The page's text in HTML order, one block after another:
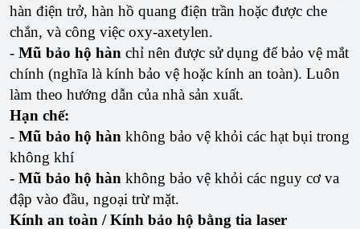
hàn điện trở, hàn hồ quang điện trần hoặc được che
chắn, và công việc oxy-axetylen.
- Mũ bảo hộ hàn chỉ nên được sử dụng để bảo vệ mắt
chính (nghĩa là kính bảo vệ hoặc kính an toàn). Luôn
làm theo hướng dẫn của nhà sản xuất.
Hạn chế:
- Mũ bảo hộ hàn không bảo vệ khỏi các hạt bụi trong
không khí
- Mũ bảo hộ hàn không bảo vệ khỏi các nguy cơ va
đập vào đầu, ngoại trừ mặt.
Kính an toàn / Kính bảo hộ bằng tia laser